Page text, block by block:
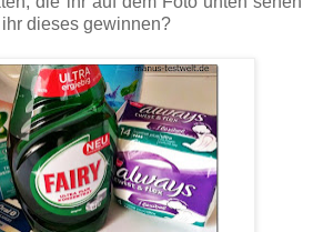
dieses gewinnen?